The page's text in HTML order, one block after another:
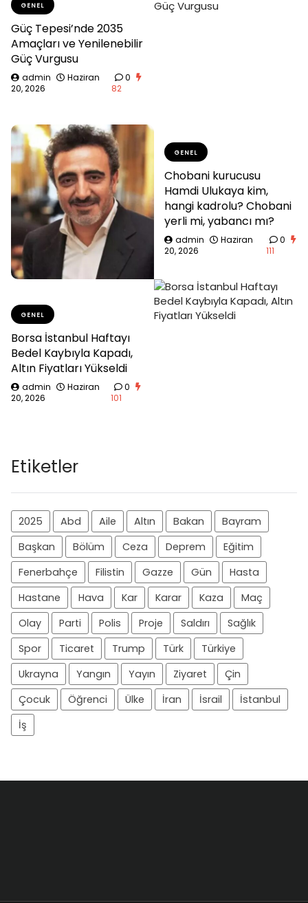
GENEL
Güç Tepesi’nde 2035
Amaçları ve Yenilenebilir
Güç Vurgusu
admin
Haziran
20, 2026
0
82
GENEL
Chobani kurucusu
Hamdi Ulukaya kim,
hangi kadrolu? Chobani
yerli mi, yabancı mı?
admin
Haziran
20, 2026
0
111
GENEL
Borsa İstanbul Haftayı
Bedel Kaybıyla Kapadı,
Altın Fiyatları Yükseldi
admin
Haziran
20, 2026
0
101
Etiketler
2025 Abd Aile Altın Bakan
Bayram
Başkan
Bölüm Ceza Deprem
Eğitim
Fenerbahçe
Filistin Gazze Gün
Hasta
Hastane
Hava Kar Karar Kaza
Maç
Olay
Parti Polis Proje Saldırı
Sağlık
Spor
Ticaret Trump Türk
Türkiye
Ukrayna
Yangın Yayın Ziyaret
Çin
Çocuk
Öğrenci Ülke İran İsrail
İstanbul
İş